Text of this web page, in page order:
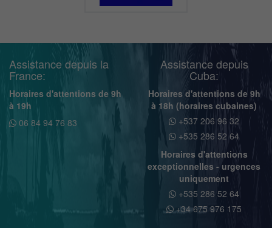
Assistance depuis la
France:
Horaires d'attentions de 9h
à 19h
06 84 94 76 83
Assistance depuis
Cuba:
Horaires d'attentions de 9h
à 18h (horaires cubaines)
+537 206 96 32
+535 286 52 64
Horaires d'attentions
exceptionnelles - urgences
uniquement
+535 286 52 64
+34 675 976 175